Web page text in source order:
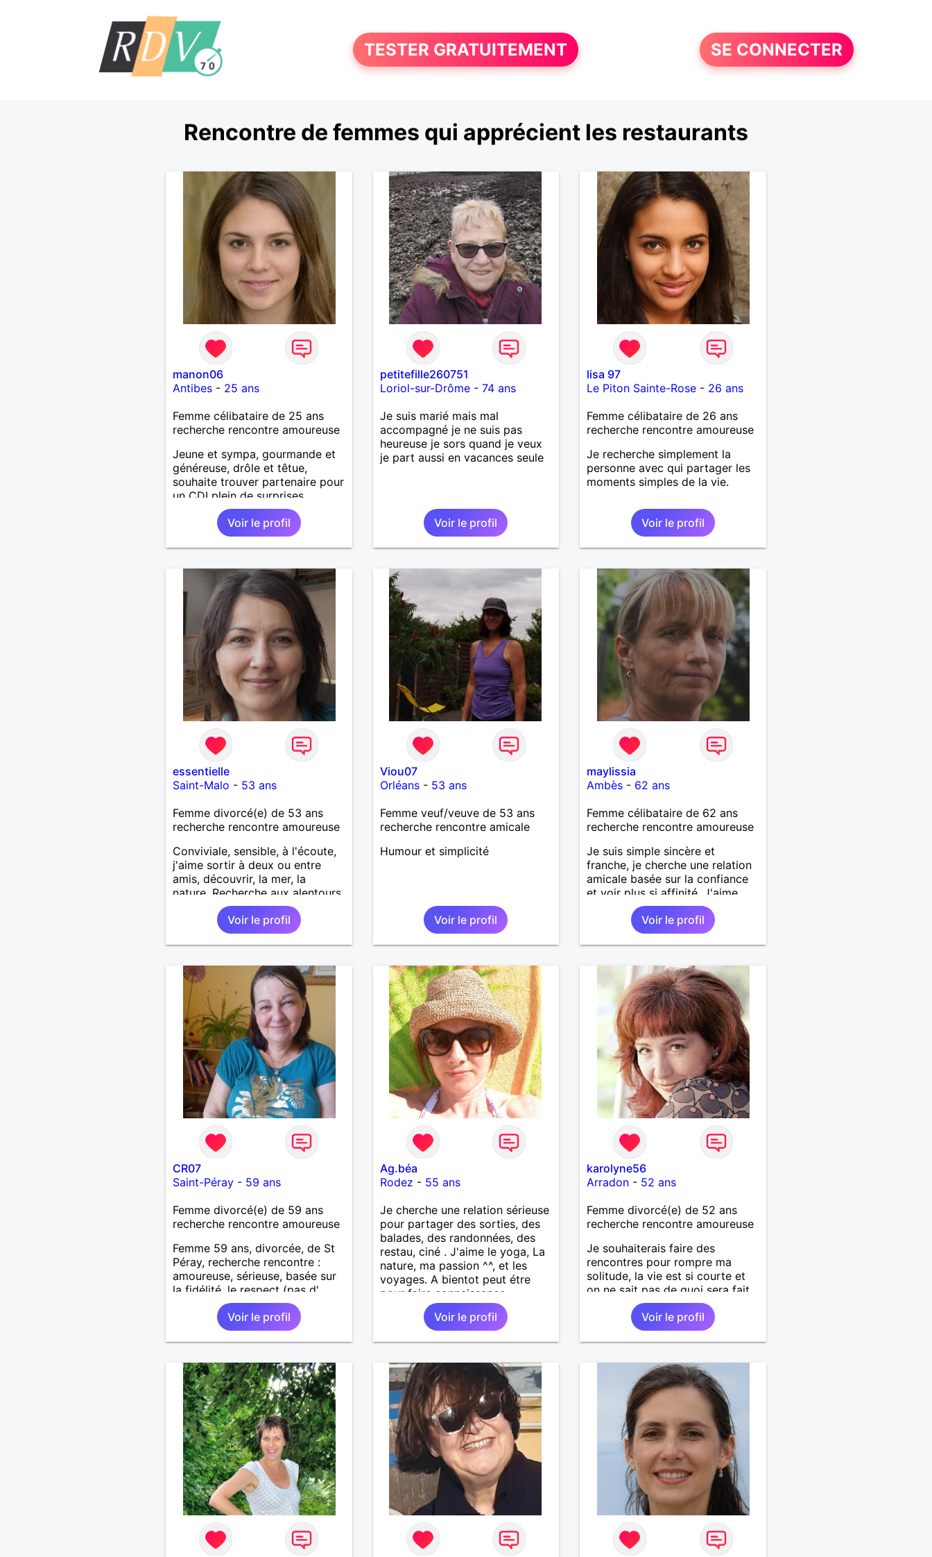
TESTER GRATUITEMENT SE CONNECTER
Rencontre de femmes qui apprécient les restaurants
manon06
Antibes- 25 ans
Femme célibataire de 25 ans
recherche rencontre amoureuse
Jeune et sympa, gourmande et
généreuse, drôle et têtue,
souhaite trouver partenaire pour
un CDI plein de surprises.
Voir le profil
petitefille260751
Loriol-sur-Drôme- 74 ans
Je suis marié mais mal
accompagné je ne suis pas
heureuse je sors quand je veux
je part aussi en vacances seule
Voir le profil
lisa 97
Le Piton Sainte-Rose - 26 ans
Femme célibataire de 26 ans
recherche rencontre amoureuse
Je recherche simplement la
personne avec qui partager les
moments simples de la vie.
Voir le profil
essentielle
Saint-Malo - 53 ans
Femme divorcé(e) de 53 ans
recherche rencontre amoureuse
Conviviale, sensible, à l'écoute,
j'aime sortir à deux ou entre
amis, découvrir, la mer, la
nature. Recherche aux alentours
de Saint-Malo
Voir le profil
Viou07
Orléans- 53 ans
Femme veuf/veuve de 53 ans
recherche rencontre amicale
Humour et simplicité
Voir le profil
maylissia
Ambès - 62 ans
Femme célibataire de 62 ans
recherche rencontre amoureuse
Je suis simple sincère et
franche, je cherche une relation
amicale basée sur la confiance
et voir plus si affinité. J'aime
beaucoup voyager découvrir de
nouveaux horizons à deux, alors
pourquoi pas !
Voir le profil
CR07
Saint-Péray- 59 ans
Femme divorcé(e) de 59 ans
recherche rencontre amoureuse
Femme 59 ans, divorcée, de St
Péray, recherche rencontre :
amoureuse, sérieuse, basée sur
la fidélité, le respect (pas d'
aventure d'un soir). Rien ne vaut
une rencontre après quelques
échanges par messages pour
savoir si il y a un feeling entre
Au plaisir de se découvrir...
Voir le profil
Ag.béa
Rodez - 55 ans
Je cherche une relation sérieuse
pour partager des sorties, des
balades, des randonnées, des
restau, ciné . J'aime le yoga, La
nature, ma passion ^^, et les
voyages. A bientot peut étre
pour faire connaissance
Voir le profil
karolyne56
Arradon - 52 ans
Femme divorcé(e) de 52 ans
recherche rencontre amoureuse
Je souhaiterais faire des
rencontres pour rompre ma
solitude, la vie est si courte et
on ne sait pas de quoi sera fait
Voir le profil